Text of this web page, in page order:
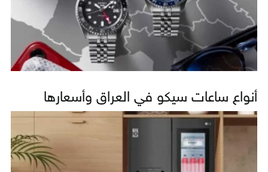
أنواع ساعات سيكو في العراق وأسعارها